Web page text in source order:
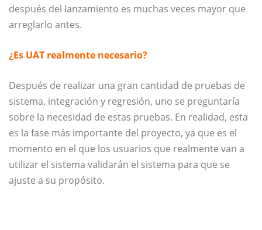
después del lanzamiento es muchas veces mayor que
arreglarlo antes.
¿Es UAT realmente necesario?
Después de realizar una gran cantidad de pruebas de
sistema, integración y regresión, uno se preguntaría
sobre la necesidad de estas pruebas. En realidad, esta
es la fase más importante del proyecto, ya que es el
momento en el que los usuarios que realmente van a
utilizar el sistema validarán el sistema para que se
ajuste a su propósito.